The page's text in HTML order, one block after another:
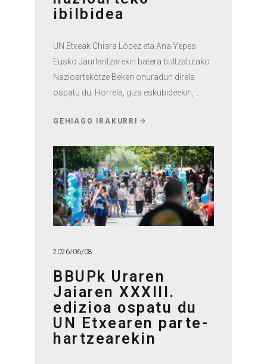
ibilbidea
UN Etxeak Chiara López eta Ana Yepes
Eusko Jaurlaritzarekin batera bultzatutako
Nazioartekotze Beken onuradun direla
ospatu du. Horrela, giza eskubideekin,
GEHIAGO IRAKURRI
2026/06/08
BBUPk Uraren
Jaiaren XXXIII.
edizioa ospatu du
UN Etxearen parte-
hartzearekin